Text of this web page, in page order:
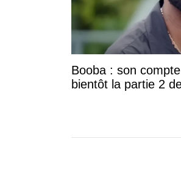
Booba : son
bientôt la partie 2